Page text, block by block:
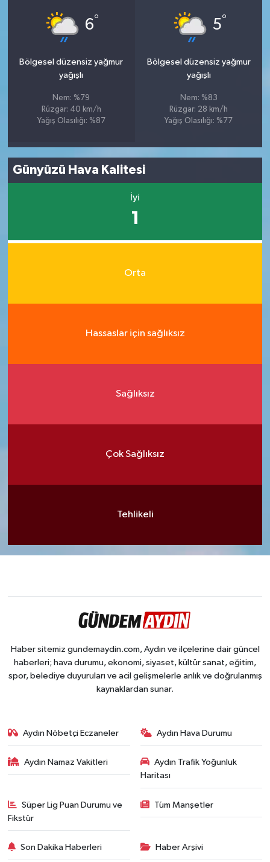
6°
Bölgesel düzensiz yağmur
yağışlı
Nem: %79
Rüzgar: 40 km/h
Yağış Olasılığı: %87
5°
Bölgesel düzensiz yağmur
yağışlı
Nem: %83
Rüzgar: 28 km/h
Yağış Olasılığı: %77
Günyüzü Hava Kalitesi
İyi
1
Orta
Hassaslar için sağlıksız
Sağlıksız
Çok Sağlıksız
Tehlikeli
Haber sitemiz gundemaydin.com, Aydın ve ilçelerine dair güncel
haberleri; hava durumu, ekonomi, siyaset, kültür sanat, eğitim,
spor, belediye duyuruları ve acil gelişmelerle anlık ve doğrulanmış
kaynaklardan sunar.
Aydın Nöbetçi Eczaneler Aydın Hava Durumu
Aydın Namaz Vakitleri
Aydın Trafik Yoğunluk
Haritası
Süper Lig Puan Durumu ve
Fikstür
Tüm Manşetler
Son Dakika Haberleri Haber Arşivi